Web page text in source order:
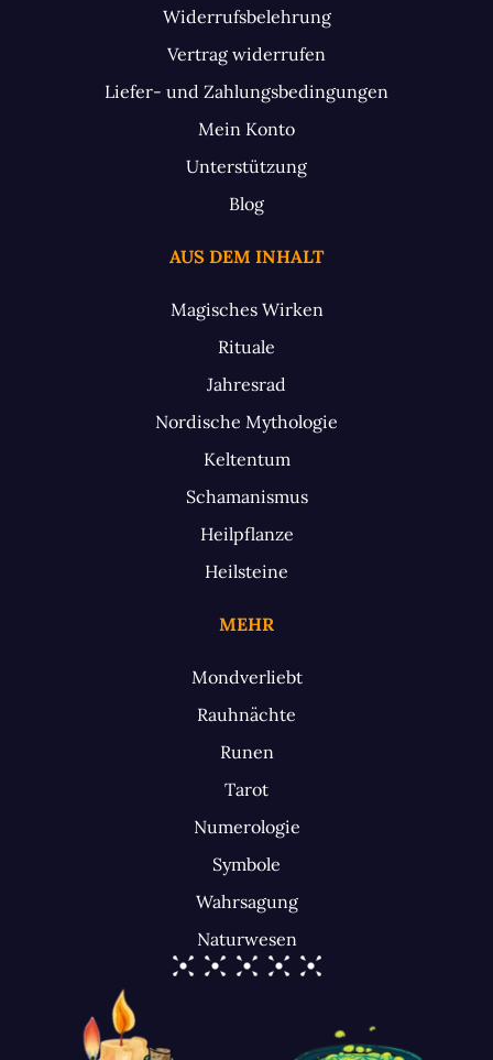
Widerrufsbelehrung
Vertrag widerrufen
Liefer- und Zahlungsbedingungen
Mein Konto
Unterstützung
Blog
AUS DEM INHALT
Magisches Wirken
Rituale
Jahresrad
Nordische Mythologie
Keltentum
Schamanismus
Heilpflanze
Heilsteine
MEHR
Mondverliebt
Rauhnächte
Runen
Tarot
Numerologie
Symbole
Wahrsagung
Naturwesen